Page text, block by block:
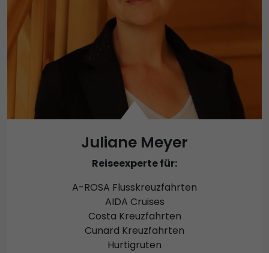
Juliane Meyer
Reiseexperte für:
A-ROSA Flusskreuzfahrten
AIDA Cruises
Costa Kreuzfahrten
Cunard Kreuzfahrten
Hurtigruten